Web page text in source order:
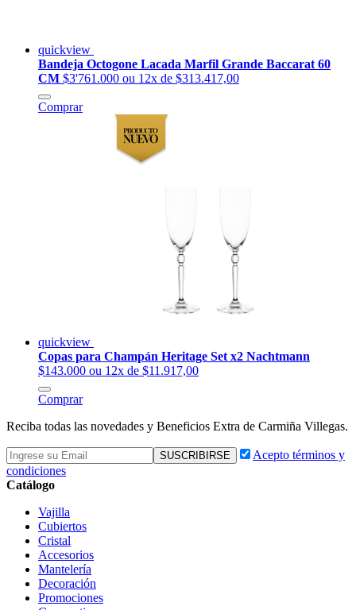
quickview
Bandeja Octogone Lacada Marfil Grande Baccarat 60
CM $3'761.000 ou 12x de $313.417,00
Comprar
quickview
Copas para Champán Heritage Set x2 Nachtmann
$143.000 ou 12x de $11.917,00
Comprar
Reciba todas las novedades y Beneficios Extra de Carmiña Villegas.
Acepto términos y
condiciones
Catálogo
Vajilla
Cubiertos
Cristal
Accesorios
Mantelería
Decoración
Promociones